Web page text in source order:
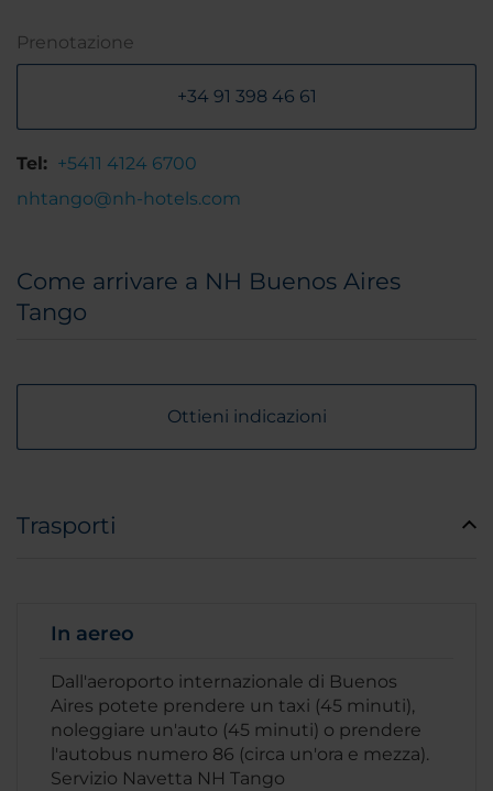
Prenotazione
+34 91 398 46 61
Tel: +5411 4124 6700
nhtango@nh-hotels.com
Come arrivare a NH Buenos Aires
Tango
Ottieni indicazioni
Trasporti
In aereo
Dall'aeroporto internazionale di Buenos
Aires potete prendere un taxi (45 minuti),
noleggiare un'auto (45 minuti) o prendere
l'autobus numero 86 (circa un'ora e mezza).
Servizio Navetta NH Tango